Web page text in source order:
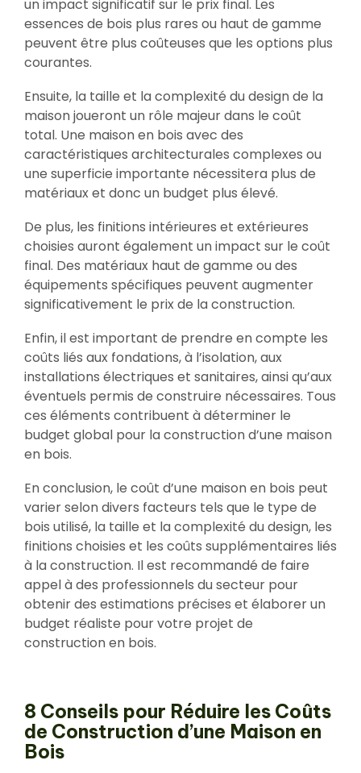
un impact significatif sur le prix final. Les
essences de bois plus rares ou haut de gamme
peuvent être plus coûteuses que les options plus
courantes.
Ensuite, la taille et la complexité du design de la
maison joueront un rôle majeur dans le coût
total. Une maison en bois avec des
caractéristiques architecturales complexes ou
une superficie importante nécessitera plus de
matériaux et donc un budget plus élevé.
De plus, les finitions intérieures et extérieures
choisies auront également un impact sur le coût
final. Des matériaux haut de gamme ou des
équipements spécifiques peuvent augmenter
significativement le prix de la construction.
Enfin, il est important de prendre en compte les
coûts liés aux fondations, à l’isolation, aux
installations électriques et sanitaires, ainsi qu’aux
éventuels permis de construire nécessaires. Tous
ces éléments contribuent à déterminer le
budget global pour la construction d’une maison
en bois.
En conclusion, le coût d’une maison en bois peut
varier selon divers facteurs tels que le type de
bois utilisé, la taille et la complexité du design, les
finitions choisies et les coûts supplémentaires liés
à la construction. Il est recommandé de faire
appel à des professionnels du secteur pour
obtenir des estimations précises et élaborer un
budget réaliste pour votre projet de
construction en bois.
8 Conseils pour Réduire les Coûts
de Construction d’une Maison en
Bois